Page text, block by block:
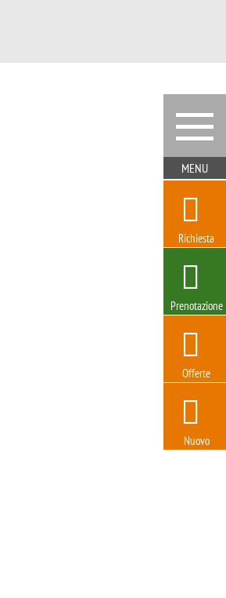
Richiesta
Prenotazione
Offerte
Nuovo